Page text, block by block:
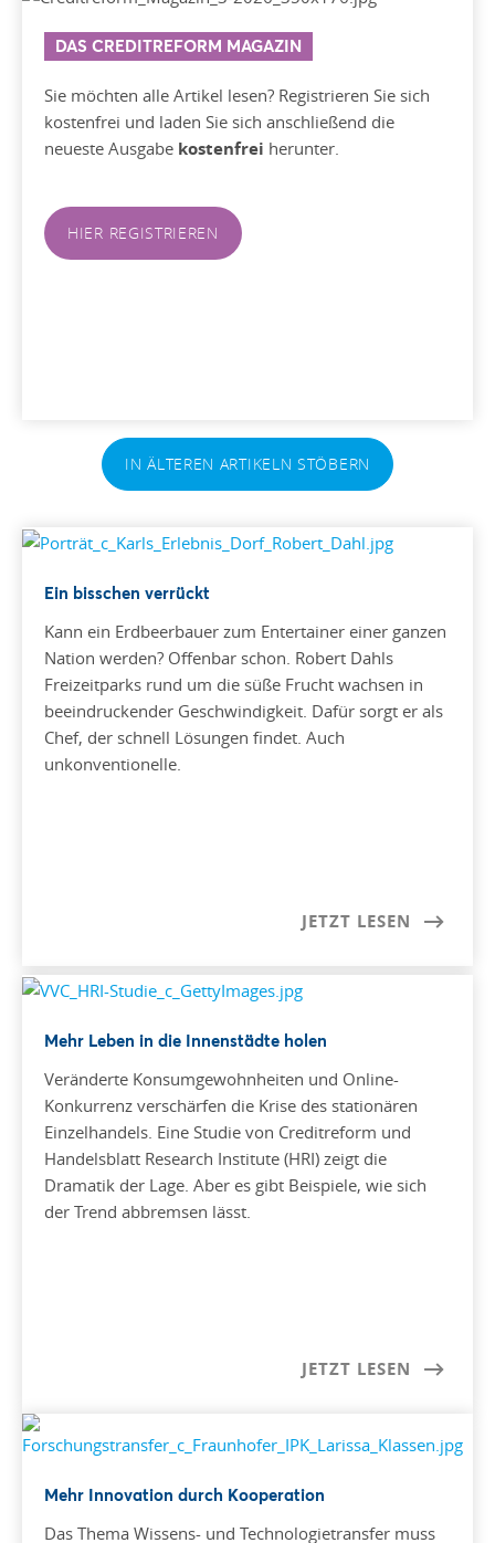
DAS CREDITREFORM MAGAZIN
Sie möchten alle Artikel lesen? Registrieren Sie sich
kostenfrei und laden Sie sich anschließend die
neueste Ausgabe kostenfrei herunter.
HIER REGISTRIEREN
IN ÄLTEREN ARTIKELN STÖBERN
Ein bisschen verrückt
Kann ein Erdbeerbauer zum Entertainer einer ganzen
Nation werden? Offenbar schon. Robert Dahls
Freizeitparks rund um die süße Frucht wachsen in
beeindruckender Geschwindigkeit. Dafür sorgt er als
Chef, der schnell Lösungen findet. Auch
unkonventionelle.
JETZT LESEN
Mehr Leben in die Innenstädte holen
Veränderte Konsumgewohnheiten und Online-
Konkurrenz verschärfen die Krise des stationären
Einzelhandels. Eine Studie von Creditreform und
Handelsblatt Research Institute (HRI) zeigt die
Dramatik der Lage. Aber es gibt Beispiele, wie sich
der Trend abbremsen lässt.
JETZT LESEN
Mehr Innovation durch Kooperation
Das Thema Wissens- und Technologietransfer muss